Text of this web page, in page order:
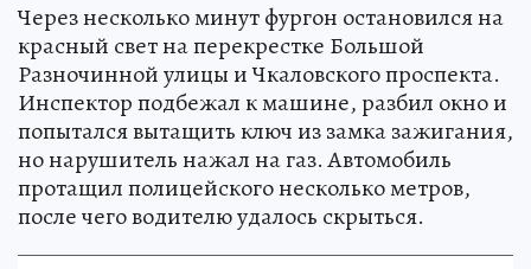
Через несколько минут фургон остановился на
красный свет на перекрестке Большой
Разночинной улицы и Чкаловского проспекта.
Инспектор подбежал к машине, разбил окно и
попытался вытащить ключ из замка зажигания,
но нарушитель нажал на газ. Автомобиль
протащил полицейского несколько метров,
после чего водителю удалось скрыться.